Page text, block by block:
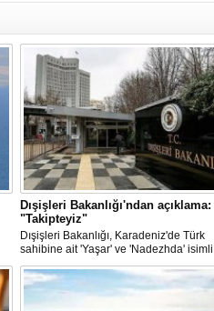
Dışişleri Bakanlığı'ndan açıklama:
"Takipteyiz"
Dışişleri Bakanlığı, Karadeniz'de Türk
sahibine ait 'Yaşar' ve 'Nadezhda' isimli
sivil gemilere yönelik insansız hava
araçlarıyla gerçekleştirilen saldırıda
yaralanan personelin sağlık durumu ve
güvenliğinin yakından takip edildiğini